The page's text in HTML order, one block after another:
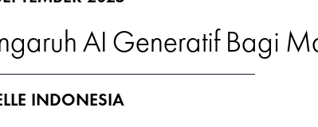
AI Generatif Bagi
INDONESIA